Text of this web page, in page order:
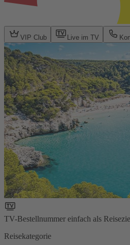
VIP Club Live im TV
TV-Bestellnummer einfach als
Reisekategorie